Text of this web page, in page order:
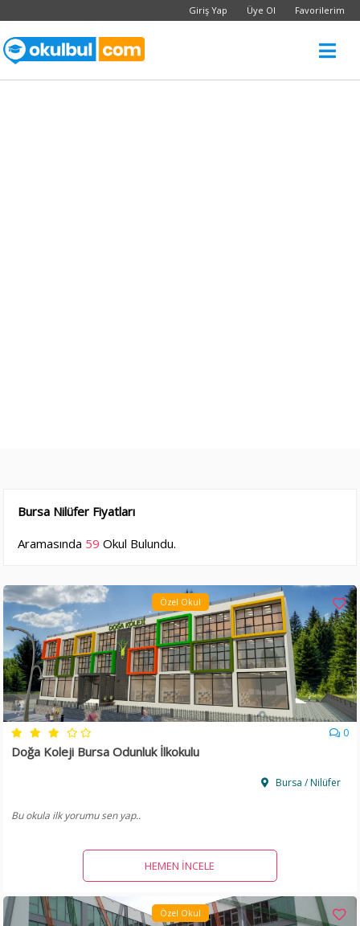
Giriş Yap Üye Ol Favorilerim
Bursa Nilüfer Fiyatları
Aramasında 59 Okul Bulundu.
Özel Okul
0
Doğa Koleji Bursa Odunluk İlkokulu
Bursa / Nilüfer
Bu okula ilk yorumu sen yap..
HEMEN İNCELE
Özel Okul